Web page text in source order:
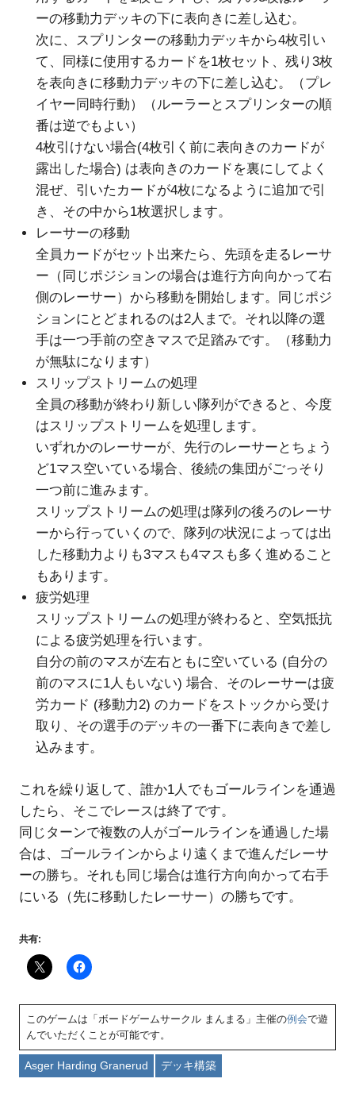
ーの移動力デッキの下に表向きに差し込む。
次に、スプリンターの移動力デッキから4枚引い
て、同様に使用するカードを1枚セット、残り3枚
を表向きに移動力デッキの下に差し込む。（プレ
イヤー同時行動）（ルーラーとスプリンターの順
番は逆でもよい）
4枚引けない場合(4枚引く前に表向きのカードが
露出した場合) は表向きのカードを裏にしてよく
混ぜ、引いたカードが4枚になるように追加で引
き、その中から1枚選択します。
レーサーの移動
全員カードがセット出来たら、先頭を走るレーサ
ー（同じポジションの場合は進行方向向かって右
側のレーサー）から移動を開始します。同じポジ
ションにとどまれるのは2人まで。それ以降の選
手は一つ手前の空きマスで足踏みです。（移動力
が無駄になります）
スリップストリームの処理
全員の移動が終わり新しい隊列ができると、今度
はスリップストリームを処理します。
いずれかのレーサーが、先行のレーサーとちょう
ど1マス空いている場合、後続の集団がごっそり
一つ前に進みます。
スリップストリームの処理は隊列の後ろのレーサ
ーから行っていくので、隊列の状況によっては出
した移動力よりも3マスも4マスも多く進めること
もあります。
疲労処理
スリップストリームの処理が終わると、空気抵抗
による疲労処理を行います。
自分の前のマスが左右ともに空いている (自分の
前のマスに1人もいない) 場合、そのレーサーは疲
労カード (移動力2) のカードをストックから受け
取り、その選手のデッキの一番下に表向きで差し
込みます。
これを繰り返して、誰か1人でもゴールラインを通過
したら、そこでレースは終了です。
同じターンで複数の人がゴールラインを通過した場
合は、ゴールラインからより遠くまで進んだレーサ
ーの勝ち。それも同じ場合は進行方向向かって右手
にいる（先に移動したレーサー）の勝ちです。
共有:
このゲームは「ボードゲームサークル まんまる」主催の例会で遊
んでいただくことが可能です。
Asger Harding Granerud デッキ構築